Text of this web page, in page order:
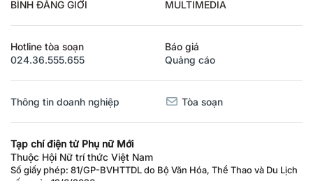
BÌNH ĐẲNG GIỚI MULTIMEDIA
Hotline tòa soạn
024.36.555.655
Báo giá
Quảng cáo
Thông tin doanh nghiệp Tòa soạn
Tạp chí điện tử Phụ nữ Mới
Thuộc Hội Nữ trí thức Việt Nam
Số giấy phép: 81/GP-BVHTTDL do Bộ Văn Hóa, Thể Thao và Du Lịch